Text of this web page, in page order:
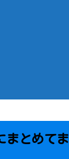
まとめてま